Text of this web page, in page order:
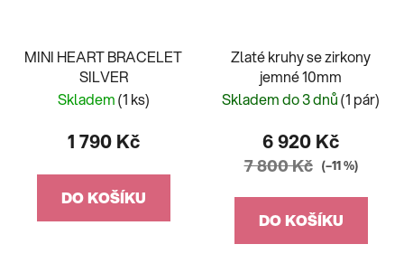
MINI HEART BRACELET
SILVER
Skladem(1 ks)
1 790 Kč
DO KOŠÍKU
Zlaté kruhy se zirkony
jemné 10mm
Skladem do 3 dnů(1 pár)
6 920 Kč
7 800 Kč (–11 %)
DO KOŠÍKU